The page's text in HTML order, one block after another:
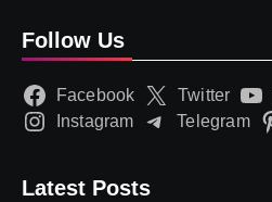
Follow Us
Facebook Twitter
Instagram
Telegram
Latest Posts